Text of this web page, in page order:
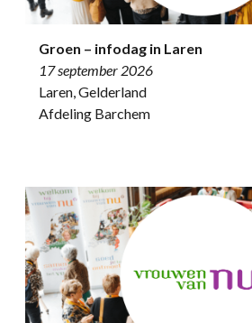
Groen – infodag in Laren
17 september 2026
Laren, Gelderland
Afdeling Barchem